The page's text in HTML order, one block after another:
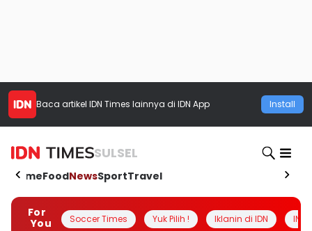
Baca artikel IDN Times lainnya di IDN App Install
SULSEL
HomeFoodNewsSportTravel
For
You
Soccer Times Yuk Pilih ! Iklanin di IDN